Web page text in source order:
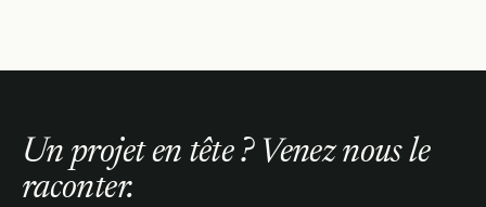
Un projet en tête ? Venez nous le
raconter.